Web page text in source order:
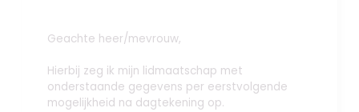
Geachte heer/mevrouw,
Hierbij zeg ik mijn lidmaatschap met
onderstaande gegevens per eerstvolgende
mogelijkheid na dagtekening op.